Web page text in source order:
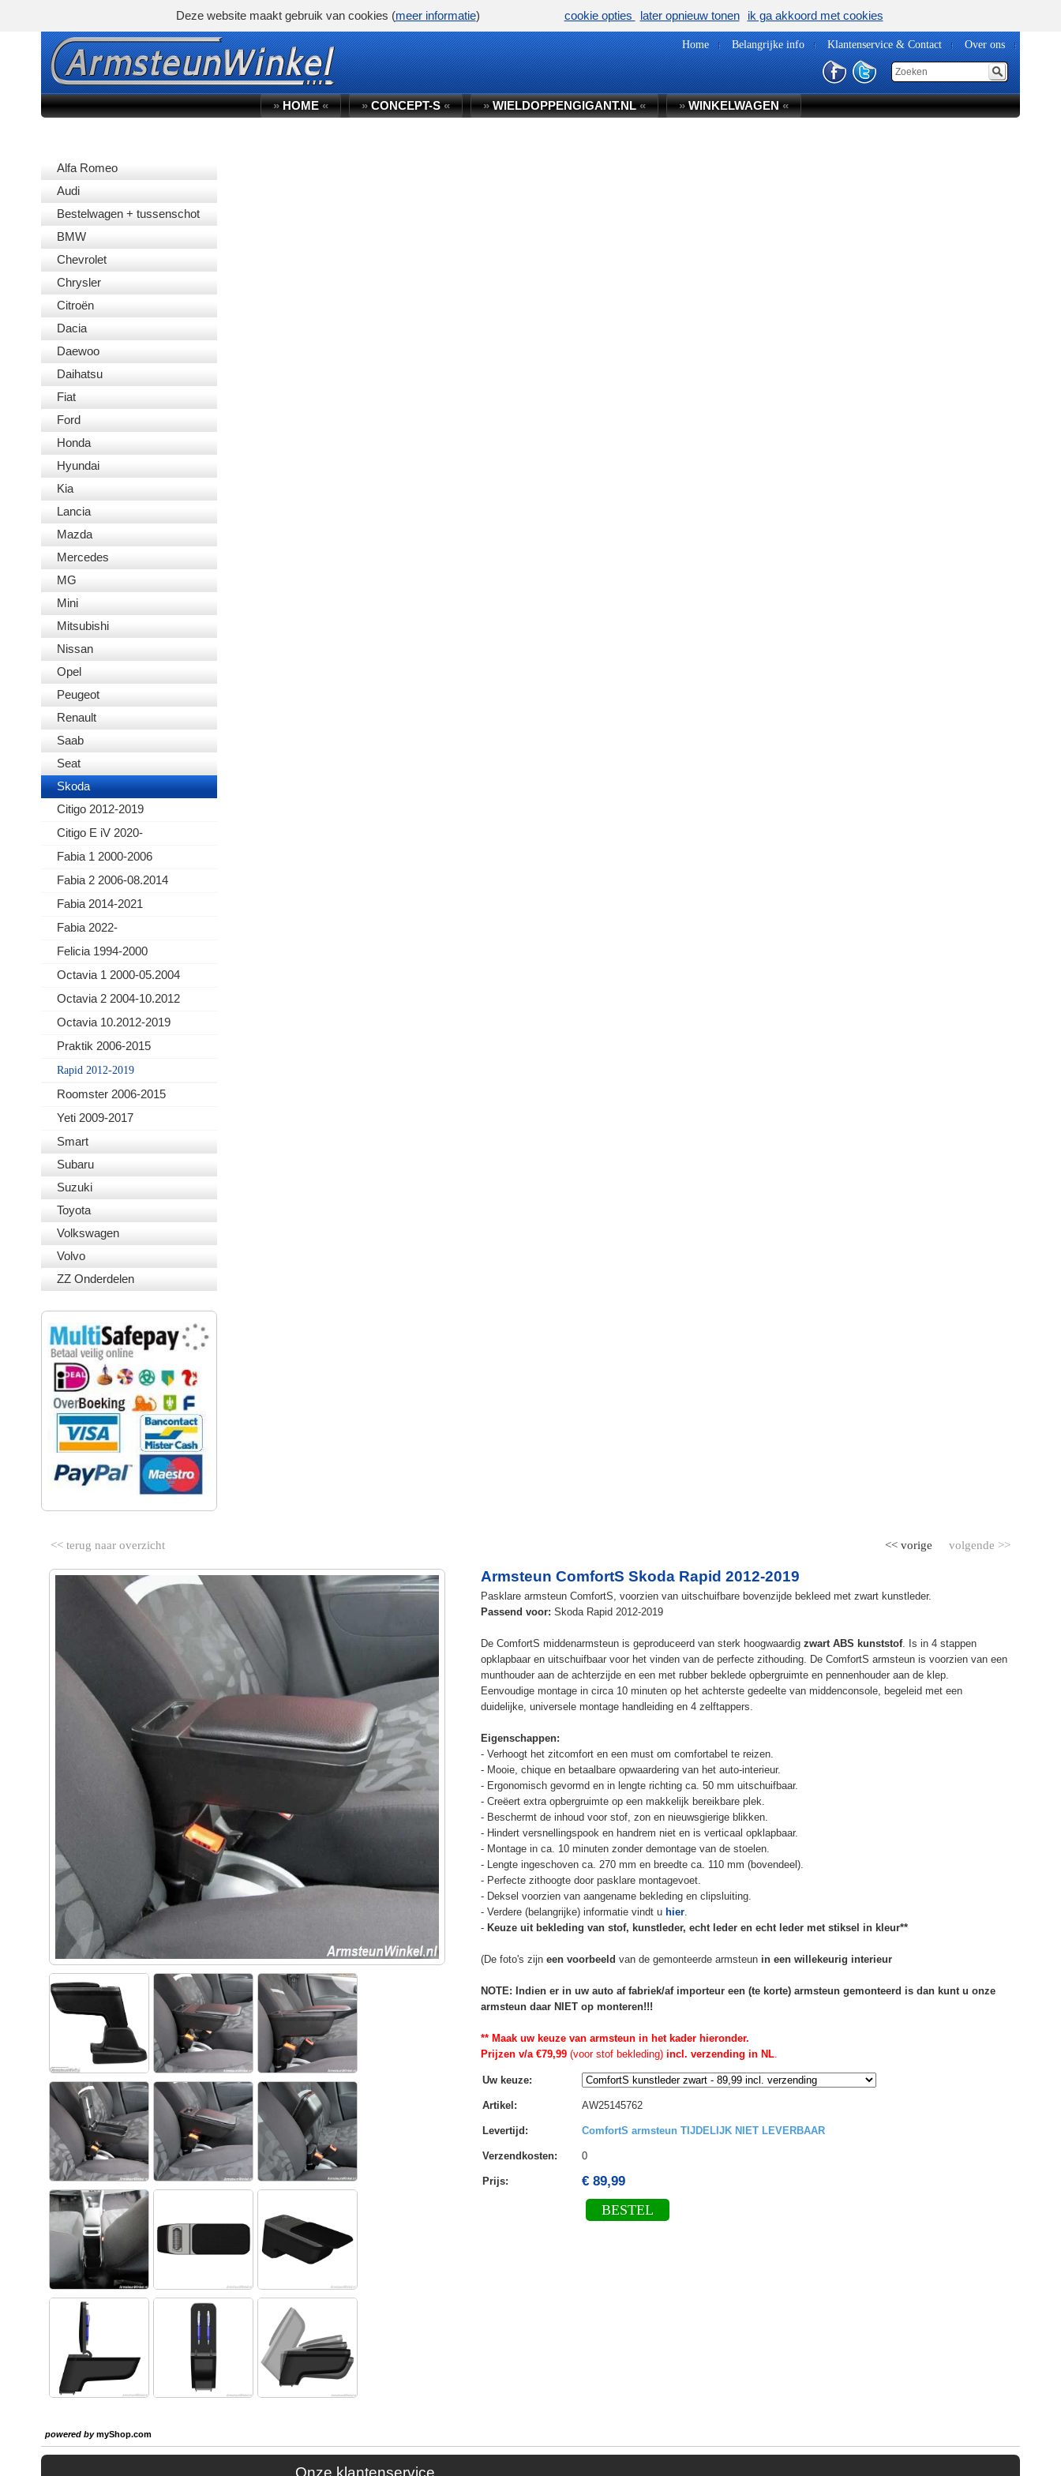
Home Belangrijke info Klantenservice & Contact Over ons
»HOME« »CONCEPT-S« »WIELDOPPENGIGANT.NL« »WINKELWAGEN«
Alfa Romeo
Audi
Bestelwagen + tussenschot
BMW
Chevrolet
Chrysler
Citroën
Dacia
Daewoo
Daihatsu
Fiat
Ford
Honda
Hyundai
Kia
Lancia
Mazda
Mercedes
MG
Mini
Mitsubishi
Nissan
Opel
Peugeot
Renault
Saab
Seat
Skoda
Citigo 2012-2019
Citigo E iV 2020-
Fabia 1 2000-2006
Fabia 2 2006-08.2014
Fabia 2014-2021
Fabia 2022-
Felicia 1994-2000
Octavia 1 2000-05.2004
Octavia 2 2004-10.2012
Octavia 10.2012-2019
Praktik 2006-2015
Rapid 2012-2019
Roomster 2006-2015
Yeti 2009-2017
Smart
Subaru
Suzuki
Toyota
Volkswagen
Volvo
ZZ Onderdelen
<< terug naar overzicht volgende >>
<< vorige
Armsteun ComfortS Skoda Rapid 2012-2019
Pasklare armsteun ComfortS, voorzien van uitschuifbare bovenzijde bekleed met zwart kunstleder.
Passend voor: Skoda Rapid 2012-2019
De ComfortS middenarmsteun is geproduceerd van sterk hoogwaardig zwart ABS kunststof. Is in 4 stappen
opklapbaar en uitschuifbaar voor het vinden van de perfecte zithouding. De ComfortS armsteun is voorzien van een
munthouder aan de achterzijde en een met rubber beklede opbergruimte en pennenhouder aan de klep.
Eenvoudige montage in circa 10 minuten op het achterste gedeelte van middenconsole, begeleid met een
duidelijke, universele montage handleiding en 4 zelftappers.
Eigenschappen:
- Verhoogt het zitcomfort en een must om comfortabel te reizen.
- Mooie, chique en betaalbare opwaardering van het auto-interieur.
- Ergonomisch gevormd en in lengte richting ca. 50 mm uitschuifbaar.
- Creëert extra opbergruimte op een makkelijk bereikbare plek.
- Beschermt de inhoud voor stof, zon en nieuwsgierige blikken.
- Hindert versnellingspook en handrem niet en is verticaal opklapbaar.
- Montage in ca. 10 minuten zonder demontage van de stoelen.
- Lengte ingeschoven ca. 270 mm en breedte ca. 110 mm (bovendeel).
- Perfecte zithoogte door pasklare montagevoet.
- Deksel voorzien van aangename bekleding en clipsluiting.
- Verdere (belangrijke) informatie vindt u hier.
- Keuze uit bekleding van stof, kunstleder, echt leder en echt leder met stiksel in kleur**
(De foto's zijn een voorbeeld van de gemonteerde armsteun in een willekeurig interieur
NOTE: Indien er in uw auto af fabriek/af importeur een (te korte) armsteun gemonteerd is dan kunt u onze
armsteun daar NIET op monteren!!!
** Maak uw keuze van armsteun in het kader hieronder.
Prijzen v/a €79,99(voor stof bekleding)incl. verzending in NL.
Uw keuze:
Artikel : AW25145762
Levertijd : ComfortS armsteun TIJDELIJK NIET LEVERBAAR
Verzendkosten: 0
Prijs: € 89,99
BESTEL
powered bymyShop.com
Onze klantenservice
Deze website maakt gebruik van cookies (meer informatie) cookie opties later opnieuw tonen ik ga akkoord met cookies